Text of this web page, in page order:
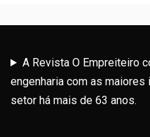
A Revista O Empreiteiro
engenharia com as
setor há mais de 63 anos.